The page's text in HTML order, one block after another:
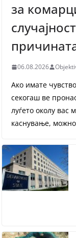
за
06.08.2026
Ако имате
секогаш ве
луѓето околу вас
каснување, можно